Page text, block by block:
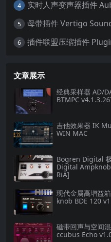
4
5
6
文章展示
经典采样器 AD/
BTMPC
吉他效果器 IK
WIN MAC
Bogren Digital
Digital
RiA]
现代金属高增益
knob BDE 120
磁带回声与空间
ccubus Echo